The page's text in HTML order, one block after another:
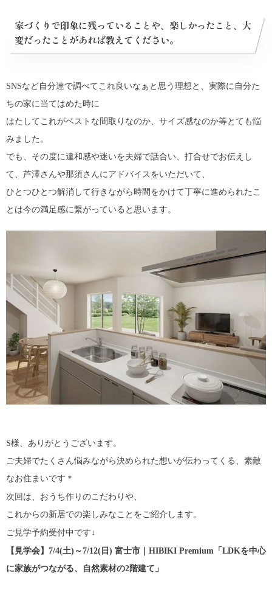
家づくりで印象に残っていることや、楽しかったこと、大
変だったことがあれば教えてください。
SNSなど自分達で調べてこれ良いなぁと思う理想と、実際に自分た
ちの家に当てはめた時に
はたしてこれがベストな間取りなのか、サイズ感なのか等とても悩
みました。
でも、その度に違和感や迷いを夫婦で話合い、打合せでお伝えし
て、芦澤さんや那須さんにアドバイスをいただいて、
ひとつひとつ解消して行きながら時間をかけて丁寧に進められたこ
とは今の満足感に繋がっていると思います。
S様、ありがとうございます。
ご夫婦でたくさん悩みながら決められた想いが伝わってくる、素敵
なお住まいです＊
次回は、おうち作りのこだわりや、
これからの新居での楽しみなことをご紹介します。
ご見学予約受付中です↓
【見学会】7/4(土)～7/12(日) 富士市｜HIBIKI Premium「LDKを中心
に家族がつながる、自然素材の2階建て」